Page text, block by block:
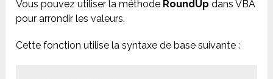
Vous pouvez utiliser la méthode RoundUp dans VBA
pour arrondir les valeurs.
Cette fonction utilise la syntaxe de base suivante :